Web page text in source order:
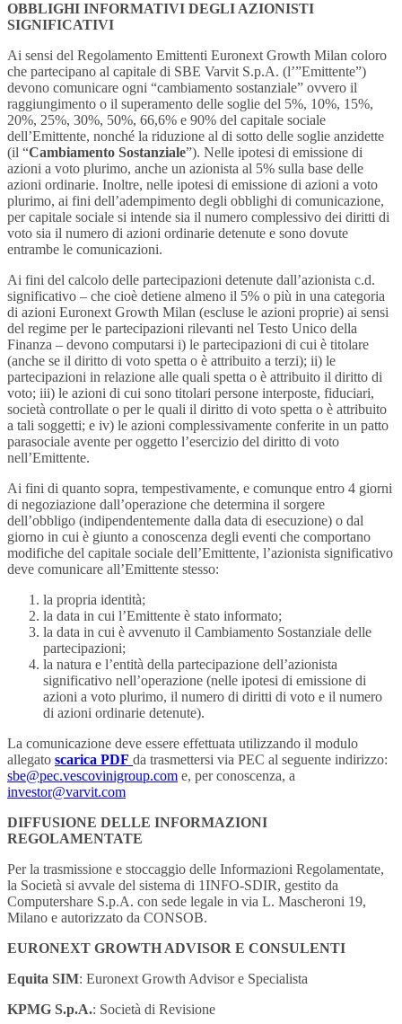
OBBLIGHI INFORMATIVI DEGLI AZIONISTI
SIGNIFICATIVI
Ai sensi del Regolamento Emittenti Euronext Growth Milan coloro
che partecipano al capitale di SBE Varvit S.p.A. (l’”Emittente”)
devono comunicare ogni “cambiamento sostanziale” ovvero il
raggiungimento o il superamento delle soglie del 5%, 10%, 15%,
20%, 25%, 30%, 50%, 66,6% e 90% del capitale sociale
dell’Emittente, nonché la riduzione al di sotto delle soglie anzidette
(il “Cambiamento Sostanziale”). Nelle ipotesi di emissione di
azioni a voto plurimo, anche un azionista al 5% sulla base delle
azioni ordinarie. Inoltre, nelle ipotesi di emissione di azioni a voto
plurimo, ai fini dell’adempimento degli obblighi di comunicazione,
per capitale sociale si intende sia il numero complessivo dei diritti di
voto sia il numero di azioni ordinarie detenute e sono dovute
entrambe le comunicazioni.
Ai fini del calcolo delle partecipazioni detenute dall’azionista c.d.
significativo – che cioè detiene almeno il 5% o più in una categoria
di azioni Euronext Growth Milan (escluse le azioni proprie) ai sensi
del regime per le partecipazioni rilevanti nel Testo Unico della
Finanza – devono computarsi i) le partecipazioni di cui è titolare
(anche se il diritto di voto spetta o è attribuito a terzi); ii) le
partecipazioni in relazione alle quali spetta o è attribuito il diritto di
voto; iii) le azioni di cui sono titolari persone interposte, fiduciari,
società controllate o per le quali il diritto di voto spetta o è attribuito
a tali soggetti; e iv) le azioni complessivamente conferite in un patto
parasociale avente per oggetto l’esercizio del diritto di voto
nell’Emittente.
Ai fini di quanto sopra, tempestivamente, e comunque entro 4 giorni
di negoziazione dall’operazione che determina il sorgere
dell’obbligo (indipendentemente dalla data di esecuzione) o dal
giorno in cui è giunto a conoscenza degli eventi che comportano
modifiche del capitale sociale dell’Emittente, l’azionista significativo
deve comunicare all’Emittente stesso:
la propria identità;
la data in cui l’Emittente è stato informato;
la data in cui è avvenuto il Cambiamento Sostanziale delle
partecipazioni;
la natura e l’entità della partecipazione dell’azionista
significativo nell’operazione (nelle ipotesi di emissione di
azioni a voto plurimo, il numero di diritti di voto e il numero
di azioni ordinarie detenute).
La comunicazione deve essere effettuata utilizzando il modulo
allegato scarica PDF da trasmettersi via PEC al seguente indirizzo:
sbe@pec.vescovinigroup.com e, per conoscenza, a
investor@varvit.com
DIFFUSIONE DELLE INFORMAZIONI
REGOLAMENTATE
Per la trasmissione e stoccaggio delle Informazioni Regolamentate,
la Società si avvale del sistema di 1INFO-SDIR, gestito da
Computershare S.p.A. con sede legale in via L. Mascheroni 19,
Milano e autorizzato da CONSOB.
EURONEXT GROWTH ADVISOR E CONSULENTI
Equita SIM: Euronext Growth Advisor e Specialista
KPMG S.p.A.: Società di Revisione